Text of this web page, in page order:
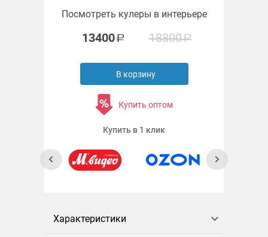
Посмотреть кулеры в интерьере
13400 18800
В корзину
Купить оптом
Купить в 1 клик
Характеристики